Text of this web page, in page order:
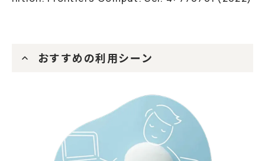
おすすめの利用シーン